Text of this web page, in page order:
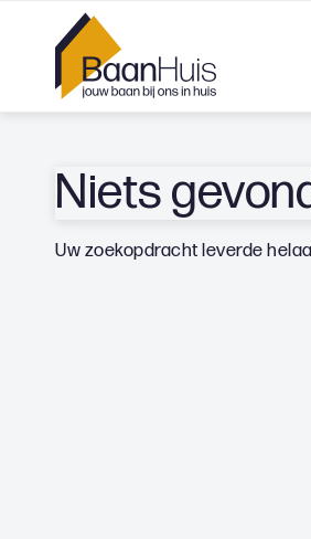
Niets
Uw zoekopdracht leverde